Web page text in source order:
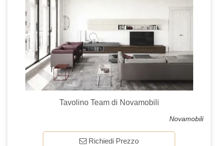
Tavolino Team di Novamobili
Novamobili
Richiedi Prezzo